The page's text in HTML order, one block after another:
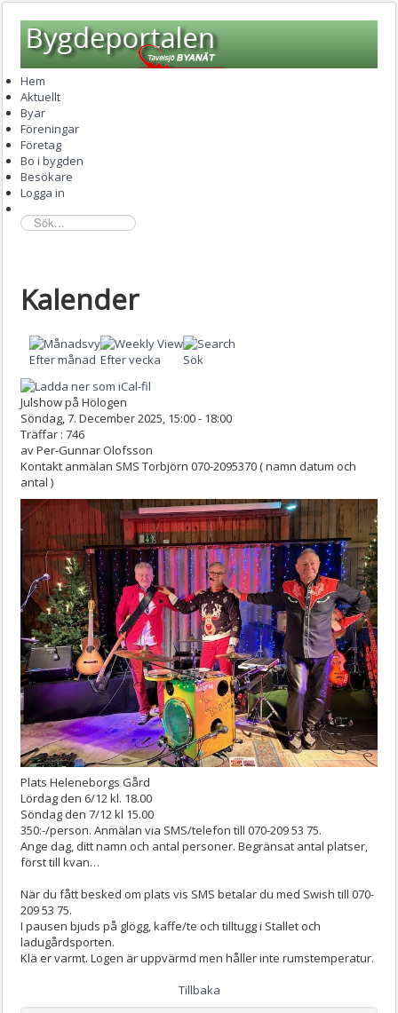
Hem
Aktuellt
Byar
Föreningar
Företag
Bo i bygden
Besökare
Logga in
sök...
Kalender
Efter månad Efter vecka Sök
Julshow på Hölogen
Söndag, 7. December 2025, 15:00 - 18:00
Träffar : 746
avPer-Gunnar Olofsson
Kontakt anmälan SMS Torbjörn 070-2095370 ( namn datum och
antal )
Plats Heleneborgs Gård
Lördag den 6/12 kl. 18.00
Söndag den 7/12 kl 15.00
350:-/person. Anmälan via SMS/telefon till 070-209 53 75.
Ange dag, ditt namn och antal personer. Begränsat antal platser,
först till kvan…
När du fått besked om plats vis SMS betalar du med Swish till 070-
209 53 75.
I pausen bjuds på glögg, kaffe/te och tilltugg i Stallet och
ladugårdsporten.
Klä er varmt. Logen är uppvärmd men håller inte rumstemperatur.
Tillbaka